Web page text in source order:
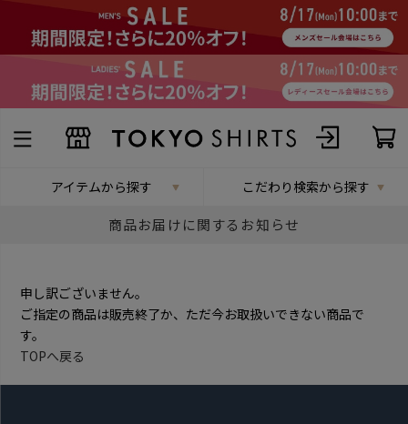
アイテムから探す こだわり検索から探す
商品お届けに関するお知らせ
申し訳ございません。
ご指定の商品は販売終了か、ただ今お取扱いできない商品で
す。
TOPへ戻る